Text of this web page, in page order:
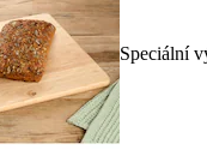
Speciální